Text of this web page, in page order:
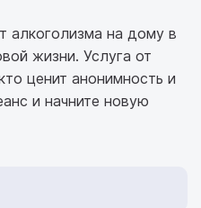
алкоголизма на дому в
жизни. Услуга от
ценит анонимность и
и начните новую